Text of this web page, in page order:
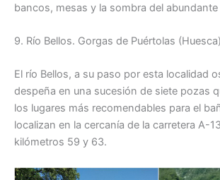
bancos, mesas y la sombra del
9. Río Bellos. Gorgas de Puértolas (Huesca)
El río Bellos, a su paso por esta localidad
despeña en una sucesión de siete pozas
los lugares más recomendables para el
localizan en la cercanía de la carretera A-
kilómetros 59 y 63.